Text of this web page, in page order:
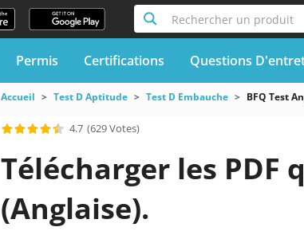
Rechercher un produit
Permis Certifications Questions
Accueil Test D Aptitude Test D Embauche BFQ Test
4.7 (629 Votes)
Télécharger les PDF
(Anglaise).